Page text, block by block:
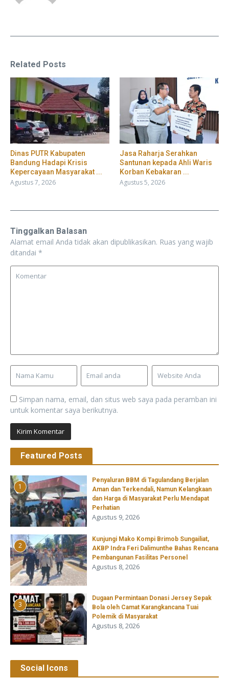
Related Posts
Dinas PUTR Kabupaten
Bandung Hadapi Krisis
Kepercayaan Masyarakat ...
Agustus 7, 2026
Jasa Raharja Serahkan
Santunan kepada Ahli Waris
Korban Kebakaran ...
Agustus 5, 2026
Tinggalkan Balasan
Alamat email Anda tidak akan dipublikasikan. Ruas yang wajib
ditandai *
Simpan nama, email, dan situs web saya pada peramban ini
untuk komentar saya berikutnya.
Featured Posts
1
Penyaluran BBM di Tagulandang Berjalan
Aman dan Terkendali, Namun Kelangkaan
dan Harga di Masyarakat Perlu Mendapat
Perhatian
Agustus 9, 2026
2
Kunjungi Mako Kompi Brimob Sungailiat,
AKBP Indra Feri Dalimunthe Bahas Rencana
Pembangunan Fasilitas Personel
Agustus 8, 2026
3
‎Dugaan Permintaan Donasi Jersey Sepak
Bola oleh Camat Karangkancana Tuai
Polemik di Masyarakat
Agustus 8, 2026
Social Icons